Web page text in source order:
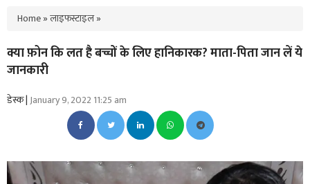
Home»लाइफस्टाइल»
क्या फ़ोन कि लत है बच्चों के लिए हानिकारक? माता-पिता जान लें ये
जानकारी
डेस्क |January 9, 2022 11:25 am